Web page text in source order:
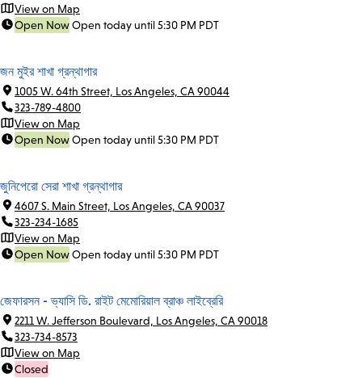
View on Map
Open NowOpen today until 5:30 PM PDT
জন মুইর শাখা গ্রন্থাগার
1005 W. 64th Street, Los Angeles, CA 90044
323-789-4800
View on Map
Open NowOpen today until 5:30 PM PDT
জুনিপেরো সেরা শাখা গ্রন্থাগার
4607 S. Main Street, Los Angeles, CA 90037
323-234-1685
View on Map
Open NowOpen today until 5:30 PM PDT
জেফারসন - ভ্যাসি ডি. রাইট মেমোরিয়াল ব্রাঞ্চ লাইব্রেরি
2211 W. Jefferson Boulevard, Los Angeles, CA 90018
323-734-8573
View on Map
Closed